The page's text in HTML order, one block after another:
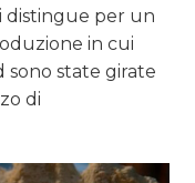
distingue per un
in cui
state girate
di